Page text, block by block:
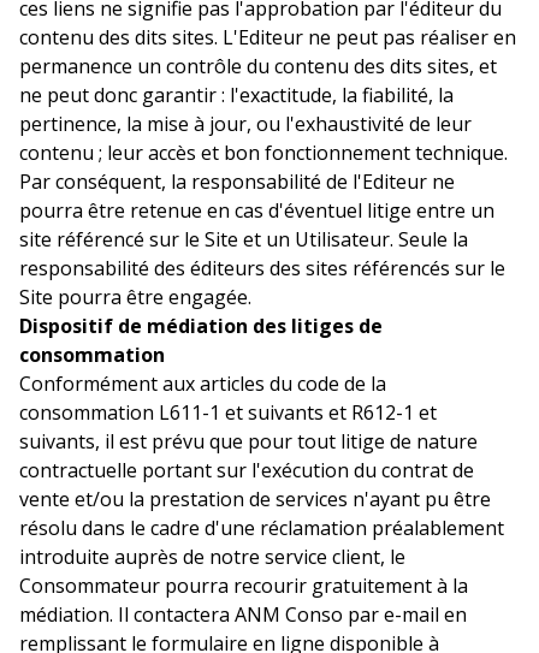
ces liens ne signifie pas l'approbation par l'éditeur du
contenu des dits sites. L'Editeur ne peut pas réaliser en
permanence un contrôle du contenu des dits sites, et
ne peut donc garantir : l'exactitude, la fiabilité, la
pertinence, la mise à jour, ou l'exhaustivité de leur
contenu ; leur accès et bon fonctionnement technique.
Par conséquent, la responsabilité de l'Editeur ne
pourra être retenue en cas d'éventuel litige entre un
site référencé sur le Site et un Utilisateur. Seule la
responsabilité des éditeurs des sites référencés sur le
Site pourra être engagée.
Dispositif de médiation des litiges de
consommation
Conformément aux articles du code de la
consommation L611-1 et suivants et R612-1 et
suivants, il est prévu que pour tout litige de nature
contractuelle portant sur l'exécution du contrat de
vente et/ou la prestation de services n'ayant pu être
résolu dans le cadre d'une réclamation préalablement
introduite auprès de notre service client, le
Consommateur pourra recourir gratuitement à la
médiation. Il contactera ANM Conso par e-mail en
remplissant le formulaire en ligne disponible à